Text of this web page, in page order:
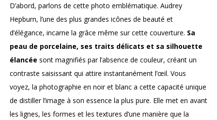
D’abord, parlons de cette photo emblématique. Audrey
Hepburn, l’une des plus grandes icônes de beauté et
d’élégance, incarne la grâce même sur cette couverture. Sa
peau de porcelaine, ses traits délicats et sa silhouette
élancée sont magnifiés par l’absence de couleur, créant un
contraste saisissant qui attire instantanément l’œil. Vous
voyez, la photographie en noir et blanc a cette capacité unique
de distiller l’image à son essence la plus pure. Elle met en avant
les lignes, les formes et les textures d’une manière que la